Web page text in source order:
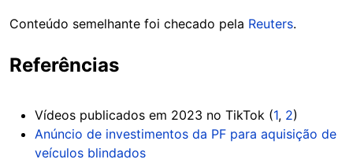
Conteúdo semelhante foi checado pela Reuters.
Referências
Vídeos publicados em 2023 no TikTok (1, 2)
Anúncio de investimentos da PF para aquisição de
veículos blindados